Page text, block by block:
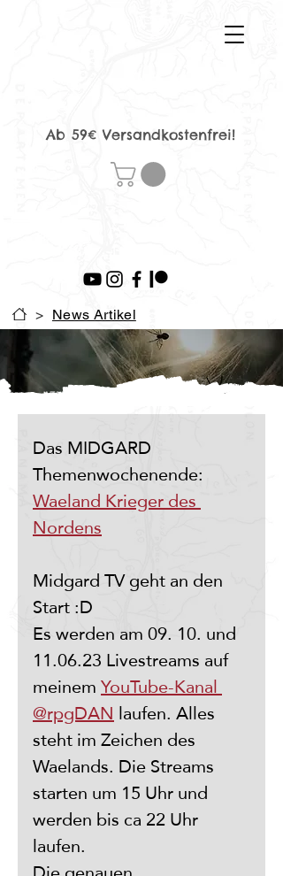
Ab 59€ Versandkostenfrei!
> News Artikel
Das MIDGARD
Themenwochenende:
Waeland Krieger des
Nordens
Midgard TV geht an den
Start :D
Es werden am 09. 10. und
11.06.23 Livestreams auf
meinem YouTube-Kanal
@rpgDAN laufen. Alles
steht im Zeichen des
Waelands. Die Streams
starten um 15 Uhr und
werden bis ca 22 Uhr
laufen.